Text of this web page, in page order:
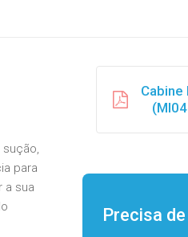
sução,
para
a sua
Cabine
Precisa